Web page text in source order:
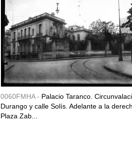
0060FMHA - Palacio Taranco.
Durango y calle Solís. Adelante a la
Plaza Zab...